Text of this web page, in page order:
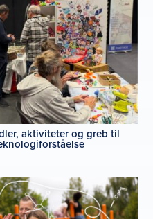
aktiviteter og greb til